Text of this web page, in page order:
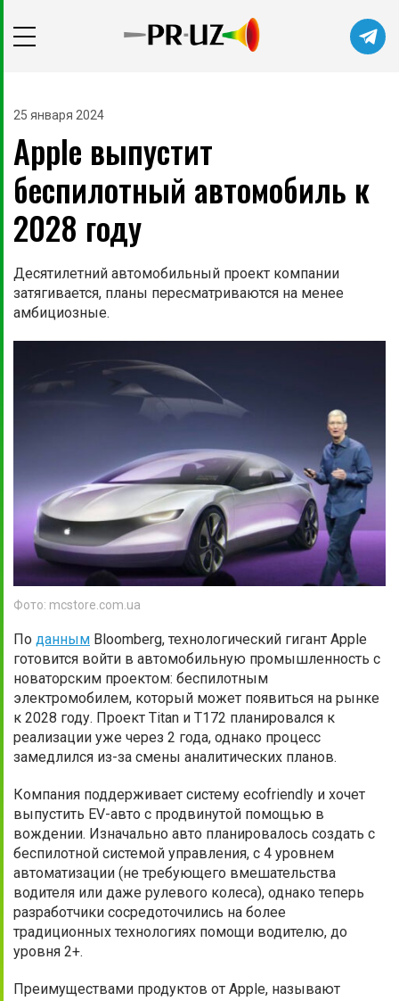
25 января 2024
Apple выпустит
беспилотный автомобиль к
2028 году
Десятилетний автомобильный проект компании
затягивается, планы пересматриваются на менее
амбициозные.
Фото: mcstore.com.ua
По данным Bloomberg, технологический гигант Apple
готовится войти в автомобильную промышленность с
новаторским проектом: беспилотным
электромобилем, который может появиться на рынке
к 2028 году. Проект Titan и T172 планировался к
реализации уже через 2 года, однако процесс
замедлился из-за смены аналитических планов.
Компания поддерживает систему ecofriendly и хочет
выпустить EV-авто с продвинутой помощью в
вождении. Изначально авто планировалось создать с
беспилотной системой управления, с 4 уровнем
автоматизации (не требующего вмешательства
водителя или даже рулевого колеса), однако теперь
разработчики сосредоточились на более
традиционных технологиях помощи водителю, до
уровня 2+.
Преимуществами продуктов от Apple, называют